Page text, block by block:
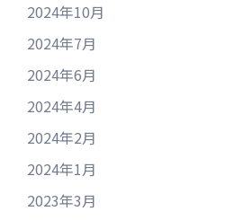
2024年10月
2024年7月
2024年6月
2024年4月
2024年2月
2024年1月
2023年3月